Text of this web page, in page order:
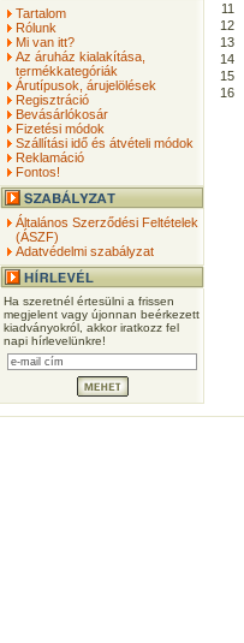
Tartalom
Rólunk
Mi van itt?
Az áruház kialakítása,
termékkategóriák
Árutípusok, árujelölések
Regisztráció
Bevásárlókosár
Fizetési módok
Szállítási idő és átvételi módok
Reklamáció
Fontos!
Általános Szerződési Feltételek
(ÁSZF)
Adatvédelmi szabályzat
Ha szeretnél értesülni a frissen
megjelent vagy újonnan beérkezett
kiadványokról, akkor iratkozz fel
napi hírlevelünkre!
11
12
13
14
15
16